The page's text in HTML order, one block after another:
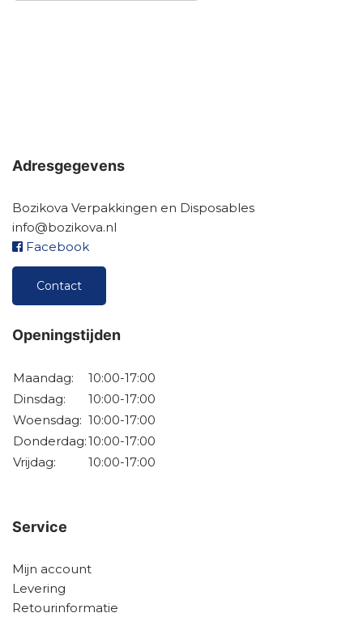
Adresgegevens
Bozikova Verpakkingen en Disposables
info@bozikova.nl
Facebook
Contact
Openingstijden
Maandag:
10:00-17:00
Dinsdag:
10:00-17:00
Woensdag: 10:00-17:00
Donderdag:10:00-17:00
Vrijdag:
10:00-17:00
Service
Mijn account
Levering
Retourinformatie